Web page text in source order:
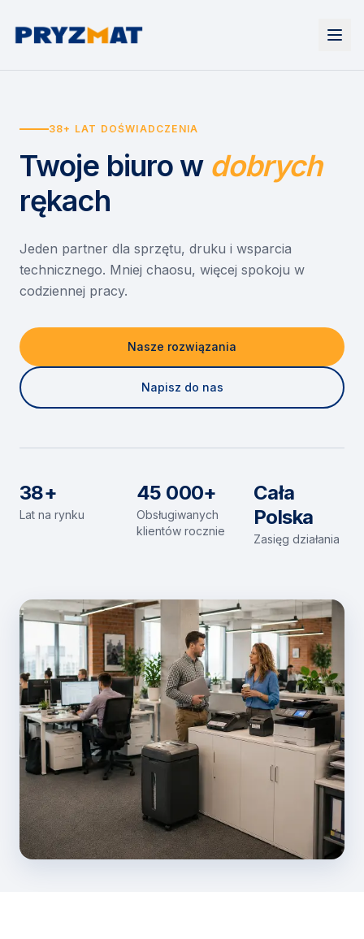
Urządzenia
Drukarki i urządzenia wielofunkcyjne
Etykiety i identyfikacja
Skanery i obieg dokumentów
Monitory interaktywne
Niszczarki dokumentów
Wynajem drukarek
Wynajem urządzeń biurowych
Asystent druku
EZD RP
Misja szkoła
Serwis
O nas
Kontakt
38+ LAT DOŚWIADCZENIA
Twoje biuro w dobrych
rękach
Jeden partner dla sprzętu, druku i wsparcia
technicznego. Mniej chaosu, więcej spokoju w
codziennej pracy.
Nasze rozwiązania
Napisz do nas
38+
Lat na rynku
45 000+
Obsługiwanych
klientów rocznie
Cała
Polska
Zasięg działania